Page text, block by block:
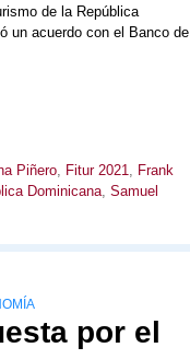
de la República
un acuerdo con el Banco de
Piñero, Fitur 2021, Frank
Dominicana, Samuel
por el